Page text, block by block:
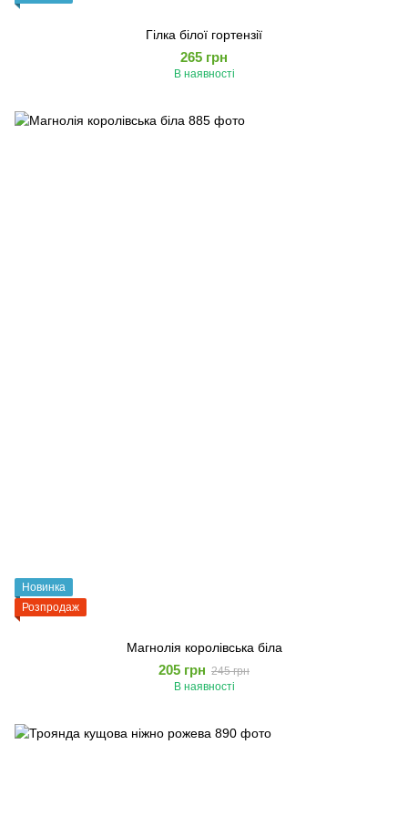
Гілка білої гортензії
265 грн
В наявності
Новинка
Розпродаж
Магнолія королівська біла
205 грн 245 грн
В наявності